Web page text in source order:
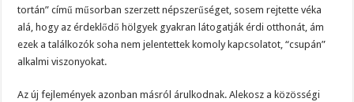
tortán” című műsorban szerzett népszerűséget, sosem rejtette véka
alá, hogy az érdeklődő hölgyek gyakran látogatják érdi otthonát, ám
ezek a találkozók soha nem jelentettek komoly kapcsolatot, “csupán”
alkalmi viszonyokat.
Az új fejlemények azonban másról árulkodnak. Alekosz a közösségi